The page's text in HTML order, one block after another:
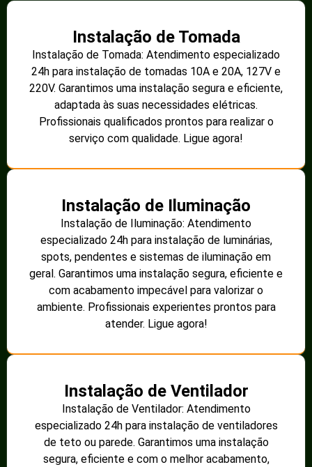
Instalação de Tomada
Instalação de Tomada: Atendimento especializado
24h para instalação de tomadas 10A e 20A, 127V e
220V. Garantimos uma instalação segura e eficiente,
adaptada às suas necessidades elétricas.
Profissionais qualificados prontos para realizar o
serviço com qualidade. Ligue agora!
Instalação de Iluminação
Instalação de Iluminação: Atendimento
especializado 24h para instalação de luminárias,
spots, pendentes e sistemas de iluminação em
geral. Garantimos uma instalação segura, eficiente e
com acabamento impecável para valorizar o
ambiente. Profissionais experientes prontos para
atender. Ligue agora!
Instalação de Ventilador
Instalação de Ventilador: Atendimento
especializado 24h para instalação de ventiladores
de teto ou parede. Garantimos uma instalação
segura, eficiente e com o melhor acabamento,